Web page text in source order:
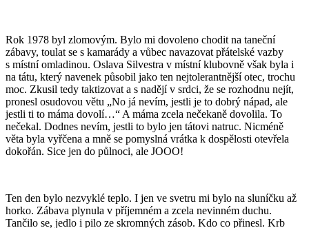
Rok 1978 byl zlomovým. Bylo mi dovoleno chodit na taneční
zábavy, toulat se s kamarády a vůbec navazovat přátelské vazby
s místní omladinou. Oslava Silvestra v místní klubovně však byla i
na tátu, který navenek působil jako ten nejtolerantnější otec, trochu
moc. Zkusil tedy taktizovat a s nadějí v srdci, že se rozhodnu nejít,
pronesl osudovou větu „No já nevím, jestli je to dobrý nápad, ale
jestli ti to máma dovolí…“ A máma zcela nečekaně dovolila. To
nečekal. Dodnes nevím, jestli to bylo jen tátovi natruc. Nicméně
věta byla vyřčena a mně se pomyslná vrátka k dospělosti otevřela
dokořán. Sice jen do půlnoci, ale JOOO!
Ten den bylo nezvyklé teplo. I jen ve svetru mi bylo na sluníčku až
horko. Zábava plynula v příjemném a zcela nevinném duchu.
Tančilo se, jedlo i pilo ze skromných zásob. Kdo co přinesl. Krb